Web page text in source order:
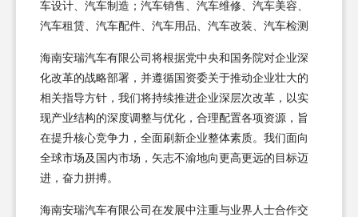
车设计、汽车制造；汽车销售、汽车维修、汽车美容、
汽车租赁、汽车配件、汽车用品、汽车改装、汽车检测
海南安瑞汽车有限公司将根据党中央和国务院对企业深
化改革的战略部署，并遵循国资委关于推动企业壮大的
相关指导方针，我们将持续推进企业深层次改革，以实
现产业结构的深度调整与优化，合理配置各项资源，旨
在提升核心竞争力，全面刷新企业整体素质。我们面向
全球市场及国内市场，矢志不渝地向更高更远的目标迈
进，奋力拼搏。
海南安瑞汽车有限公司在发展中注重与业界人士合作交